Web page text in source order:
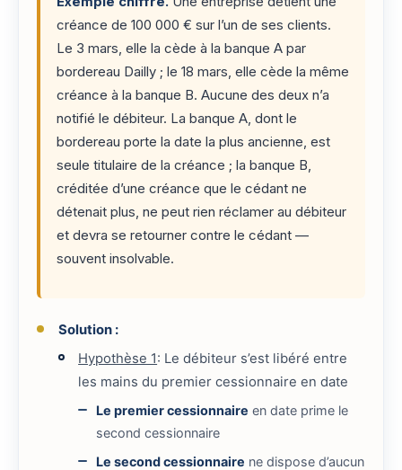
créance de 100 000 € sur l’un de ses clients.
Le 3 mars, elle la cède à la banque A par
bordereau Dailly ; le 18 mars, elle cède la même
créance à la banque B. Aucune des deux n’a
notifié le débiteur. La banque A, dont le
bordereau porte la date la plus ancienne, est
seule titulaire de la créance ; la banque B,
créditée d’une créance que le cédant ne
détenait plus, ne peut rien réclamer au débiteur
et devra se retourner contre le cédant —
souvent insolvable.
Solution :
Hypothèse 1: Le débiteur s’est libéré entre
les mains du premier cessionnaire en date
Le premier cessionnaire en date prime le
second cessionnaire
Le second cessionnaire ne dispose d’aucun